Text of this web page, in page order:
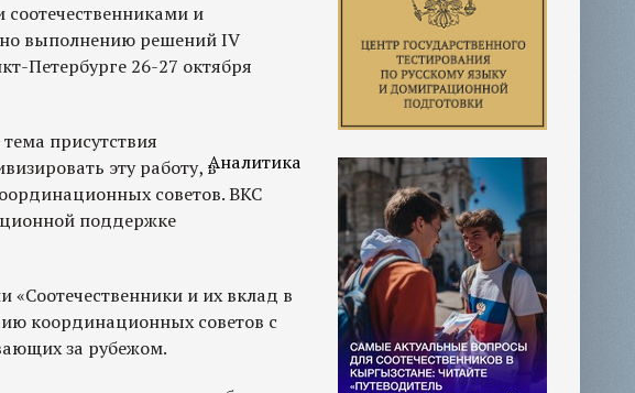
Аналитика
и
выполнению решений IV
Петербурге 26-27 октября
присутствия
эту работу, в
советов. ВКС
поддержке
и их вклад в
координационных советов с
за рубежом.